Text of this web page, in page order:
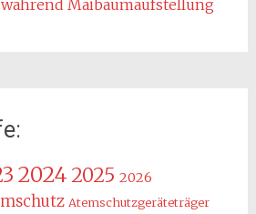
Maibaumaufstellung
2024 2025 2026
Atemschutzgeräteträger